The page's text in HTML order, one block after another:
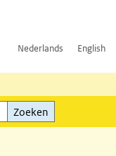
Nederlands English
Zoeken